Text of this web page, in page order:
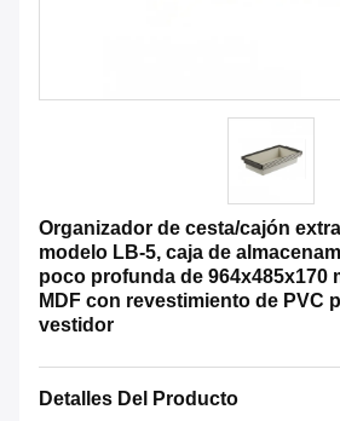
Organizador de cesta/cajón
modelo LB-5, caja de
poco profunda de 964x485x170
MDF con revestimiento de PVC
vestidor
Detalles Del Producto